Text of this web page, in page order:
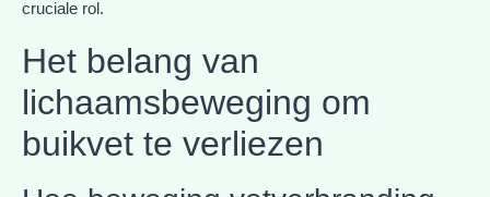
cruciale rol.
Het belang van
lichaamsbeweging om
buikvet te verliezen